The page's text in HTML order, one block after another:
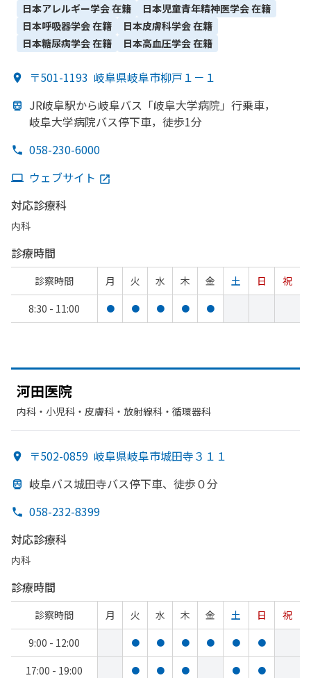
心臓血管外科・​乳腺外科・​産婦人科・​眼科・​放射線科・​麻酔
科・​歯科・​形成外科・​臨床検査・病理診断・​小児歯科・​矯正歯
科・​リハビリテーション・​歯科口腔外科・​救急科
日本アレルギー学会在籍 日本児童青年精神医学会在籍
日本呼吸器学会在籍 日本皮膚科学会在籍
日本糖尿病学会在籍 日本高血圧学会在籍
〒501-1193 岐阜県岐阜市柳戸１－１
JR岐阜駅から岐阜バス「岐阜大学病院」 行乗車，
岐阜大学病院バス停下車， 徒歩1分
058-230-6000
ウェブサイト
対応診療科
内科
診療時間
診察時間 月 火 水 木 金 土 日
祝
8:30 - 11:00
● ● ● ● ●
河田医院
内科・​小児科・​皮膚科・​放射線科・​循環器科
〒502-0859 岐阜県岐阜市城田寺３１１
岐阜バス城田寺バス停下車、 徒歩０分
058-232-8399
対応診療科
内科
診療時間
診察時間 月 火 水 木 金 土 日
祝
9:00 - 12:00
● ● ● ● ● ●
17:00 - 19:00 ● ● ● ● ●